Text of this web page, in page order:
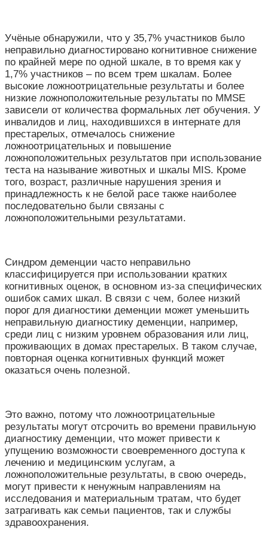
Учёные обнаружили, что у 35,7% участников было
неправильно диагностировано когнитивное снижение
по крайней мере по одной шкале, в то время как у
1,7% участников – по всем трем шкалам. Более
высокие ложноотрицательные результаты и более
низкие ложноположительные результаты по MMSE
зависели от количества формальных лет обучения. У
инвалидов и лиц, находившихся в интернате для
престарелых, отмечалось снижение
ложноотрицательных и повышение
ложноположительных результатов при использование
теста на называние животных и шкалы MIS. Кроме
того, возраст, различные нарушения зрения и
принадлежность к не белой расе также наиболее
последовательно были связаны с
ложноположительными результатами.
Синдром деменции часто неправильно
классифицируется при использовании кратких
когнитивных оценок, в основном из-за специфических
ошибок самих шкал. В связи с чем, более низкий
порог для диагностики деменции может уменьшить
неправильную диагностику деменции, например,
среди лиц с низким уровнем образования или лиц,
проживающих в домах престарелых. В таком случае,
повторная оценка когнитивных функций может
оказаться очень полезной.
Это важно, потому что ложноотрицательные
результаты могут отсрочить во времени правильную
диагностику деменции, что может привести к
упущению возможности своевременного доступа к
лечению и медицинским услугам, а
ложноположительные результаты, в свою очередь,
могут привести к ненужным направлениям на
исследования и материальным тратам, что будет
затрагивать как семьи пациентов, так и службы
здравоохранения.